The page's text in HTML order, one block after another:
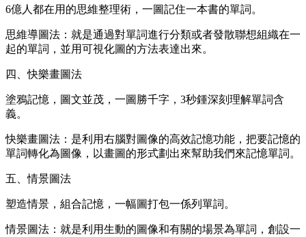
6億人都在用的思維整理術，一圖記住一本書的單詞。
思維導圖法：就是通過對單詞進行分類或者發散聯想組織在一
起的單詞，並用可視化圖的方法表達出來。
四、快樂畫圖法
塗鴉記憶，圖文並茂，一圖勝千字，3秒鍾深刻理解單詞含
義。
快樂畫圖法：是利用右腦對圖像的高效記憶功能，把要記憶的
單詞轉化為圖像，以畫圖的形式劃出來幫助我們來記憶單詞。
五、情景圖法
塑造情景，組合記憶，一幅圖打包一係列單詞。
情景圖法：就是利用生動的圖像和有關的場景為單詞，創設一